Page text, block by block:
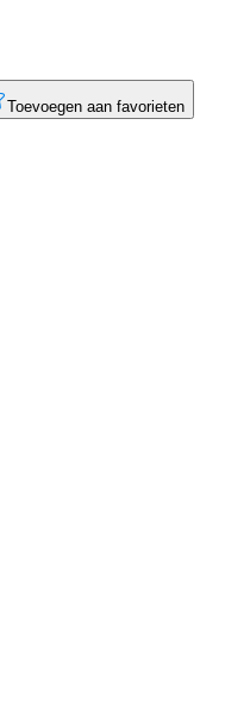
Toevoegen aan favorieten